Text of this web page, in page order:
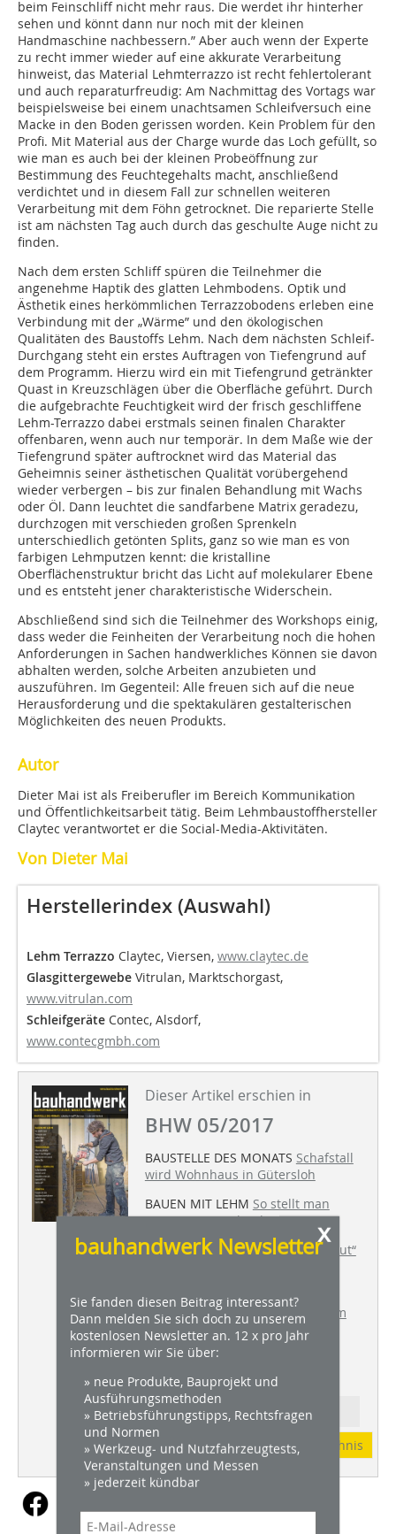
beim Feinschliff nicht mehr raus. Die werdet ihr hinterher
sehen und könnt dann nur noch mit der kleinen
Handmaschine nachbessern.” Aber auch wenn der Experte
zu recht immer wieder auf eine akkurate Verarbeitung
hinweist, das Material Lehmterrazzo ist recht fehlertolerant
und auch reparaturfreudig: Am Nachmittag des Vortags war
beispielsweise bei einem unachtsamen Schleifversuch eine
Macke in den Boden gerissen worden. Kein Problem für den
Profi. Mit Material aus der Charge wurde das Loch gefüllt, so
wie man es auch bei der kleinen Probeöffnung zur
Bestimmung des Feuchtegehalts macht, anschließend
verdichtet und in diesem Fall zur schnellen weiteren
Verarbeitung mit dem Föhn getrocknet. Die reparierte Stelle
ist am nächsten Tag auch durch das geschulte Auge nicht zu
finden.
Nach dem ersten Schliff spüren die Teilnehmer die
angenehme Haptik des glatten Lehmbodens. Optik und
Ästhetik eines herkömmlichen Terrazzobodens erleben eine
Verbindung mit der „Wärme” und den ökologischen
Qualitäten des Baustoffs Lehm. Nach dem nächsten Schleif-
Durchgang steht ein erstes Auftragen von Tiefengrund auf
dem Programm. Hierzu wird ein mit Tiefengrund getränkter
Quast in Kreuzschlägen über die Oberfläche geführt. Durch
die aufgebrachte Feuchtigkeit wird der frisch geschliffene
Lehm-Terrazzo dabei erstmals seinen finalen Charakter
offenbaren, wenn auch nur temporär. In dem Maße wie der
Tiefengrund später auftrocknet wird das Material das
Geheimnis seiner ästhetischen Qualität vorübergehend
wieder verbergen – bis zur finalen Behandlung mit Wachs
oder Öl. Dann leuchtet die sandfarbene Matrix geradezu,
durchzogen mit verschieden großen Sprenkeln
unterschiedlich getönten Splits, ganz so wie man es von
farbigen Lehmputzen kennt: die kristalline
Oberflächenstruktur bricht das Licht auf molekularer Ebene
und es entsteht jener charakteristische Widerschein.
Abschließend sind sich die Teilnehmer des Workshops einig,
dass weder die Feinheiten der Verarbeitung noch die hohen
Anforderungen in Sachen handwerkliches Können sie davon
abhalten werden, solche Arbeiten anzubieten und
auszuführen. Im Gegenteil: Alle freuen sich auf die neue
Herausforderung und die spektakulären gestalterischen
Möglichkeiten des neuen Produkts.
Autor
Dieter Mai ist als Freiberufler im Bereich Kommunikation
und Öffentlichkeitsarbeit tätig. Beim Lehmbaustoffhersteller
Claytec verantwortet er die Social-Media-Aktivitäten.
Von Dieter Mai
Herstellerindex (Auswahl)
Lehm Terrazzo Claytec, Viersen, www.claytec.de
Glasgittergewebe Vitrulan, Marktschorgast,
www.vitrulan.com
Schleifgeräte Contec, Alsdorf,
www.contecgmbh.com
Dieser Artikel erschien in
BHW 05/2017
BAUSTELLE DES MONATS Schafstall
wird Wohnhaus in Gütersloh
BAUEN MIT LEHM So stellt man
Terrazzo aus Lehm her
TROCKENBAU Wie die „Weiße Haut“
WDVS + DÄMMUNGSchnittstelle
Sockel und Anschlussdetails beim
WDVS
ZÜNFTIGFrauen in der
bauhandwerklichen Ausbildung
Ressort: BAUEN MIT LEHM
Abonnement Inhaltsverzeichnis
x
bauhandwerk Newsletter
Sie fanden diesen Beitrag interessant?
Dann melden Sie sich doch zu unserem
kostenlosen Newsletter an. 12 x pro Jahr
informieren wir Sie über:
» neue Produkte, Bauprojekt und
Ausführungsmethoden
» Betriebsführungstipps, Rechtsfragen
und Normen
» Werkzeug- und Nutzfahrzeugtests,
Veranstaltungen und Messen
» jederzeit kündbar